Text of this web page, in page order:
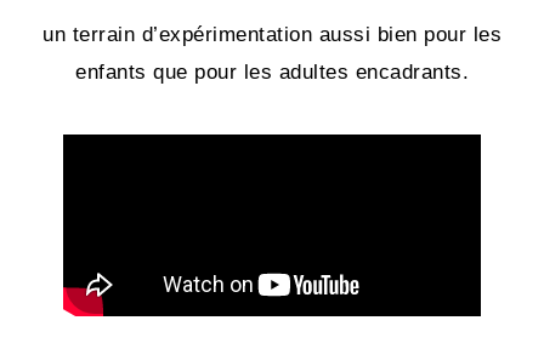
un terrain d’expérimentation aussi bien pour les
enfants que pour les adultes encadrants.